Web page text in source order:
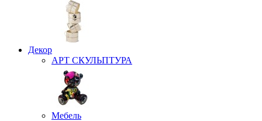
Декор
АРТ СКУЛЬПТУРА
Мебель